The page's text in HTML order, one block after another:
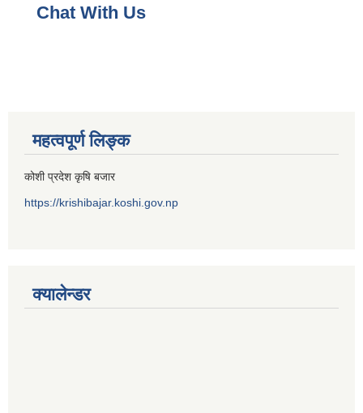
Chat With Us
महत्वपूर्ण लिङ्क
कोशी प्रदेश कृषि बजार
https://krishibajar.koshi.gov.np
क्यालेन्डर